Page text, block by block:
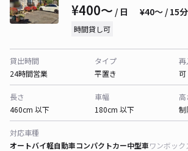
¥400〜 / 日 ¥40〜 / 15分
時間貸し可
貸出時間
24時間営業
タイプ
平置き
再
可
長さ
460cm 以下
車幅
180cm 以下
高
制
対応車種
オートバイ軽自動車コンパクトカー中型車ワンボック